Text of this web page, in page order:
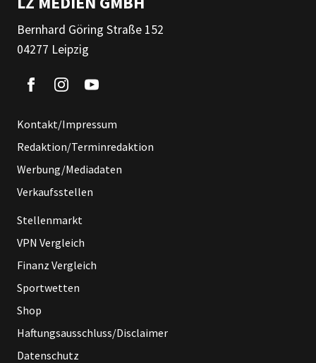
Bernhard Göring Straße 152
04277 Leipzig
Kontakt/Impressum
Redaktion/Terminredaktion
Werbung/Mediadaten
Verkaufsstellen
Stellenmarkt
VPN Vergleich
Finanz Vergleich
Sportwetten
Shop
Haftungsausschluss/Disclaimer
Datenschutz